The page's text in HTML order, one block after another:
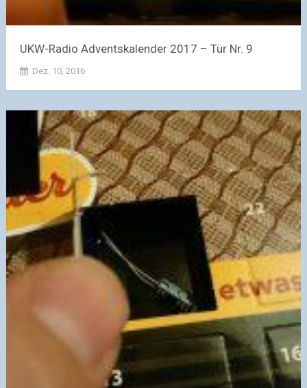
UKW-Radio Adventskalender 2017 – Tür Nr. 9
Dez. 10, 2016